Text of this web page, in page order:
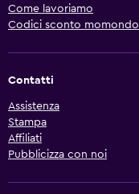
Come lavoriamo
Codici sconto momondo
Contatti
Assistenza
Stampa
Affiliati
Pubblicizza con noi